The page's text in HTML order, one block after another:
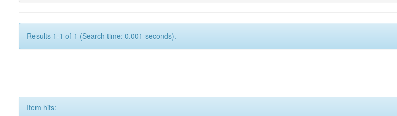
Results 1-1 of 1 (Search time: 0.001 seconds).
Item hits: